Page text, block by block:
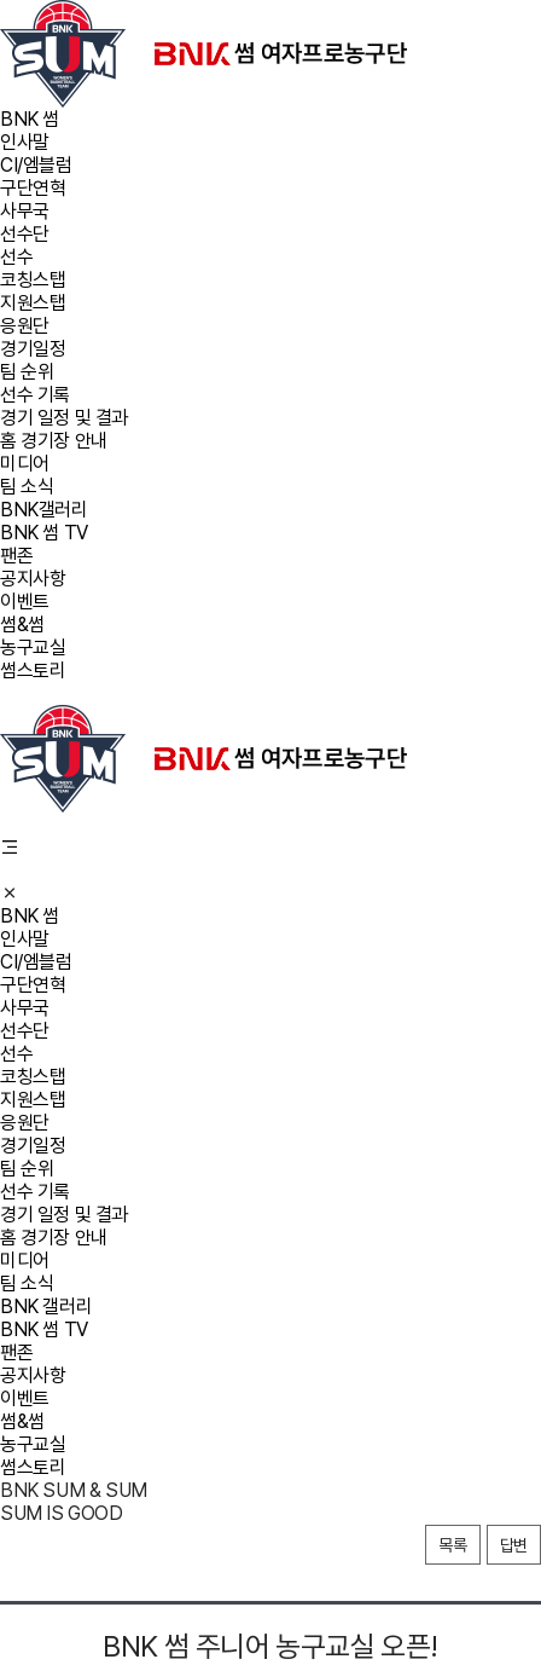
BNK 썸
인사말
CI/엠블럼
구단연혁
사무국
선수단
선수
코칭스탭
지원스탭
응원단
경기일정
팀 순위
선수 기록
경기 일정 및 결과
홈 경기장 안내
미디어
팀 소식
BNK갤러리
BNK 썸 TV
팬존
공지사항
이벤트
썸&썸
농구교실
썸스토리
BNK 썸
인사말
CI/엠블럼
구단연혁
사무국
선수단
선수
코칭스탭
지원스탭
응원단
경기일정
팀 순위
선수 기록
경기 일정 및 결과
홈 경기장 안내
미디어
팀 소식
BNK 갤러리
BNK 썸 TV
팬존
공지사항
이벤트
썸&썸
농구교실
썸스토리
BNK SUM & SUM
SUM IS GOOD
목록 답변
BNK 썸 주니어 농구교실 오픈!